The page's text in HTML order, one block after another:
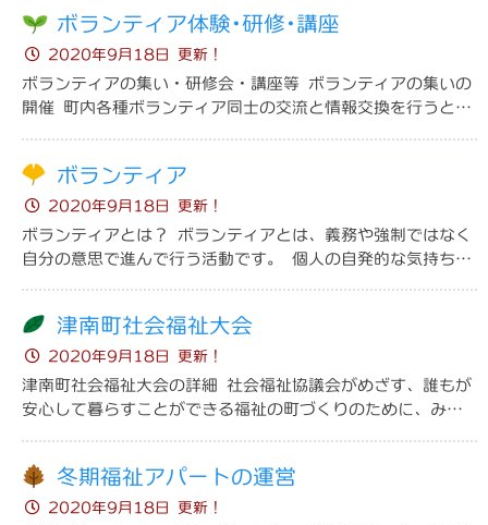
ボランティア連絡協議会
ボランティア体験･研修･講座
ボランティア講習会
災害ボランティア研修会
ボランティアサマースクール
24時間TV「街頭募金」
福祉研究普及校支援
福祉教材の貸し出し
相談したい
生活困窮・資金
日常生活自立支援事業
福祉資金の貸付
ボランティア体験･研修･講座
2020年9月18日 更新！
ボランティアの集い・研修会・講座等 ボランティアの集いの
開催 町内各種ボランティア同士の交流と情報交換を行うとと
ボランティア
2020年9月18日 更新！
ボランティアとは？ ボランティアとは、義務や強制ではなく
自分の意思で進んで行う活動です。 個人の自発的な気持ちか
津南町社会福祉大会
2020年9月18日 更新！
津南町社会福祉大会の詳細 社会福祉協議会がめざす、誰もが
安心して暮らすことができる福祉の町づくりのために、みん
冬期福祉アパートの運営
2020年9月18日 更新！